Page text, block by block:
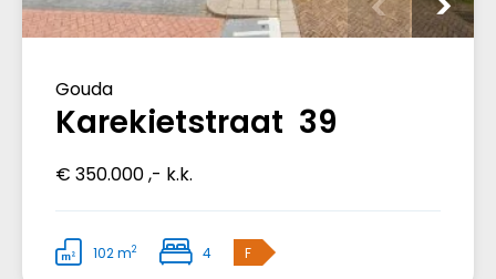
Gouda
Karekietstraat 39
€ 350.000 ,- k.k.
102 m2 4 F